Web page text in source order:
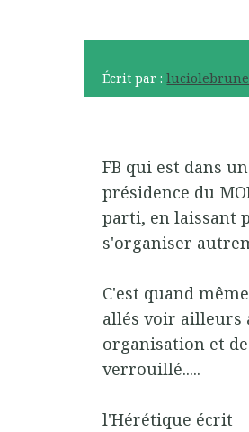
Écrit par :luciolebrune
FB qui est dans
présidence du
parti, en laissant
s'organiser
C'est quand
allés voir ailleurs
organisation et
verrouillé.....
l'Hérétique écrit